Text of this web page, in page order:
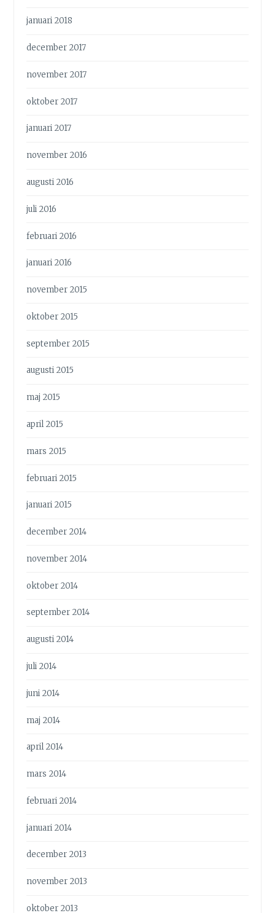
januari 2018
december 2017
november 2017
oktober 2017
januari 2017
november 2016
augusti 2016
juli 2016
februari 2016
januari 2016
november 2015
oktober 2015
september 2015
augusti 2015
maj 2015
april 2015
mars 2015
februari 2015
januari 2015
december 2014
november 2014
oktober 2014
september 2014
augusti 2014
juli 2014
juni 2014
maj 2014
april 2014
mars 2014
februari 2014
januari 2014
december 2013
november 2013
oktober 2013